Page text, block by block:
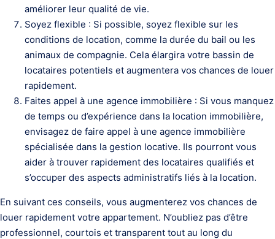
améliorer leur qualité de vie.
Soyez flexible : Si possible, soyez flexible sur les
conditions de location, comme la durée du bail ou les
animaux de compagnie. Cela élargira votre bassin de
locataires potentiels et augmentera vos chances de louer
rapidement.
Faites appel à une agence immobilière : Si vous manquez
de temps ou d’expérience dans la location immobilière,
envisagez de faire appel à une agence immobilière
spécialisée dans la gestion locative. Ils pourront vous
aider à trouver rapidement des locataires qualifiés et
s’occuper des aspects administratifs liés à la location.
En suivant ces conseils, vous augmenterez vos chances de
louer rapidement votre appartement. N’oubliez pas d’être
professionnel, courtois et transparent tout au long du